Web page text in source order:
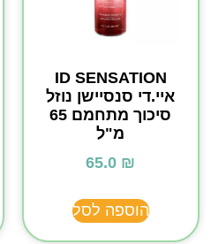
ID SENSATION
איי.די סנסיישן נוזל
סיכוך מתחמם 65
מ"ל
65.0 ₪
הוספה לסל